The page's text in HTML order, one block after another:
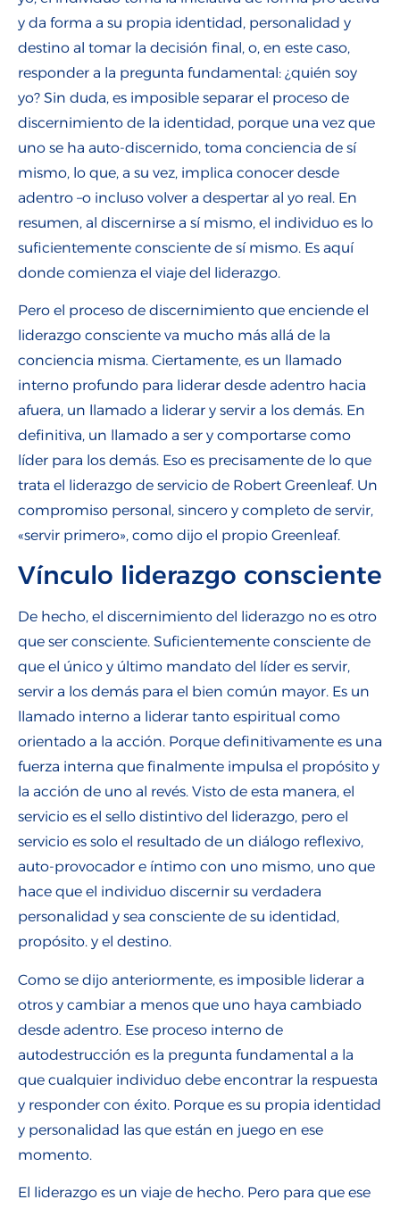
y da forma a su propia identidad, personalidad y
destino al tomar la decisión final, o, en este caso,
responder a la pregunta fundamental: ¿quién soy
yo? Sin duda, es imposible separar el proceso de
discernimiento de la identidad, porque una vez que
uno se ha auto-discernido, toma conciencia de sí
mismo, lo que, a su vez, implica conocer desde
adentro –o incluso volver a despertar al yo real. En
resumen, al discernirse a sí mismo, el individuo es lo
suficientemente consciente de sí mismo. Es aquí
donde comienza el viaje del liderazgo.
Pero el proceso de discernimiento que enciende el
liderazgo consciente va mucho más allá de la
conciencia misma. Ciertamente, es un llamado
interno profundo para liderar desde adentro hacia
afuera, un llamado a liderar y servir a los demás. En
definitiva, un llamado a ser y comportarse como
líder para los demás. Eso es precisamente de lo que
trata el liderazgo de servicio de Robert Greenleaf. Un
compromiso personal, sincero y completo de servir,
«servir primero», como dijo el propio Greenleaf.
Vínculo liderazgo consciente
De hecho, el discernimiento del liderazgo no es otro
que ser consciente. Suficientemente consciente de
que el único y último mandato del líder es servir,
servir a los demás para el bien común mayor. Es un
llamado interno a liderar tanto espiritual como
orientado a la acción. Porque definitivamente es una
fuerza interna que finalmente impulsa el propósito y
la acción de uno al revés. Visto de esta manera, el
servicio es el sello distintivo del liderazgo, pero el
servicio es solo el resultado de un diálogo reflexivo,
auto-provocador e íntimo con uno mismo, uno que
hace que el individuo discernir su verdadera
personalidad y sea consciente de su identidad,
propósito. y el destino.
Como se dijo anteriormente, es imposible liderar a
otros y cambiar a menos que uno haya cambiado
desde adentro. Ese proceso interno de
autodestrucción es la pregunta fundamental a la
que cualquier individuo debe encontrar la respuesta
y responder con éxito. Porque es su propia identidad
y personalidad las que están en juego en ese
momento.
El liderazgo es un viaje de hecho. Pero para que ese